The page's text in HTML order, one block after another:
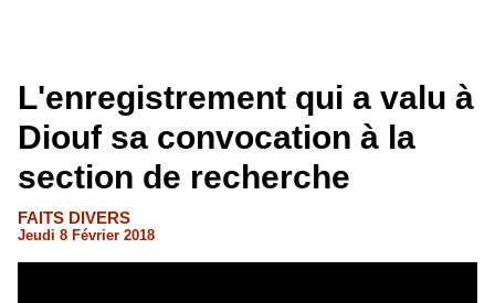
L'enregistrement qui a valu à
Diouf sa convocation à la
section de recherche
FAITS DIVERS
Jeudi 8 Février 2018